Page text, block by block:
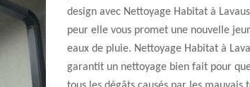
design avec Nettoyage Habitat à
peur elle vous promet une nouvelle
eaux de pluie. Nettoyage Habitat à
garantit un nettoyage bien fait pour